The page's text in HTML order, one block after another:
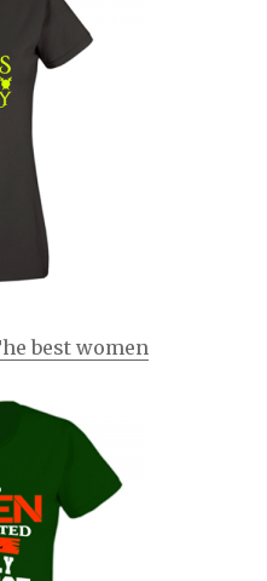
best women